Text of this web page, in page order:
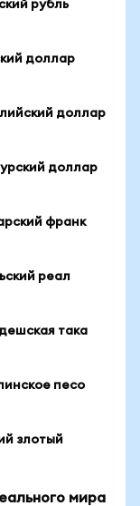
рубль
доллар
доллар
доллар
франк
реал
така
песо
злотый
мира